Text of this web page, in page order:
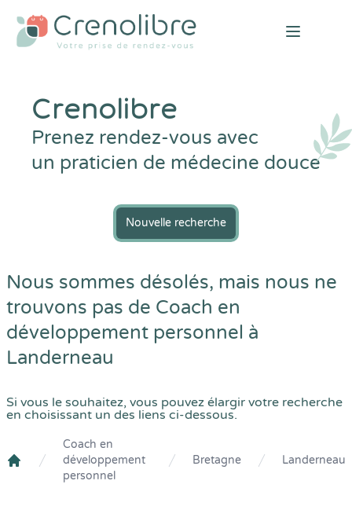
Open
Crenolibre
Prenez rendez-vous avec
un praticien de médecine douce
Nouvelle recherche
Nous sommes désolés, mais nous ne
trouvons pas de Coach en
développement personnel à
Landerneau
Si vous le souhaitez, vous pouvez élargir votre recherche
en choisissant un des liens ci-dessous.
Crenolibre
Coach en
développement
personnel
Bretagne Landerneau